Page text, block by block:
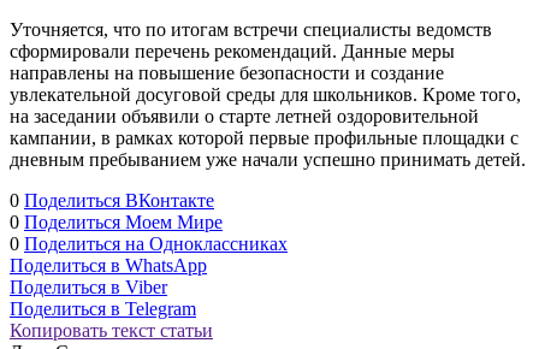
Уточняется, что по итогам встречи специалисты ведомств
сформировали перечень рекомендаций. Данные меры
направлены на повышение безопасности и создание
увлекательной досуговой среды для школьников. Кроме того,
на заседании объявили о старте летней оздоровительной
кампании, в рамках которой первые профильные площадки с
дневным пребыванием уже начали успешно принимать детей.
0 Поделиться ВКонтакте
0 Поделиться Моем Мире
0 Поделиться на Одноклассниках
Поделиться в WhatsApp
Поделиться в Viber
Поделиться в Telegram
Копировать текст статьи